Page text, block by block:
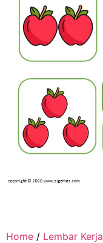
Home / Lembar Kerja